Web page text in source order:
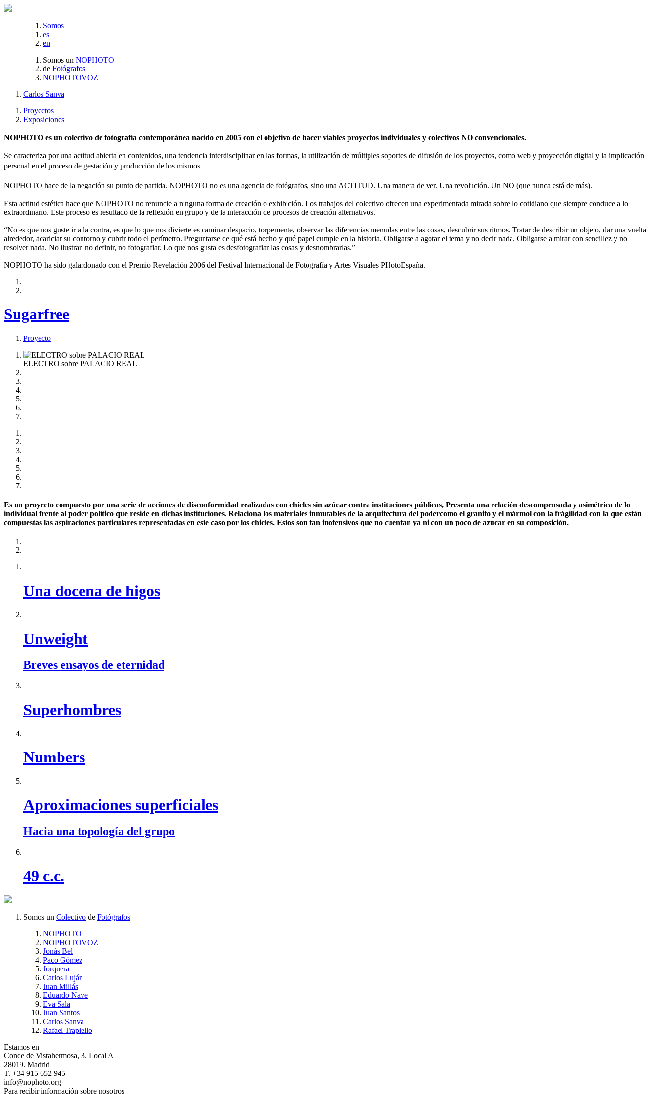
Somos
es
en
Somos un NOPHOTO
de Fotógrafos
NOPHOTOVOZ
Carlos Sanva
Proyectos
Exposiciones
NOPHOTO es un colectivo de fotografía contemporánea nacido en 2005 con el objetivo de hacer viables proyectos individuales y colectivos NO convencionales.
Se caracteriza por una actitud abierta en contenidos, una tendencia interdisciplinar en las formas, la utilización de múltiples soportes de difusión de los proyectos, como web y proyección digital y la implicación
personal en el proceso de gestación y producción de los mismos.
NOPHOTO hace de la negación su punto de partida. NOPHOTO no es una agencia de fotógrafos, sino una ACTITUD. Una manera de ver. Una revolución. Un NO (que nunca está de más).
Esta actitud estética hace que NOPHOTO no renuncie a ninguna forma de creación o exhibición. Los trabajos del colectivo ofrecen una experimentada mirada sobre lo cotidiano que siempre conduce a lo
extraordinario. Este proceso es resultado de la reflexión en grupo y de la interacción de procesos de creación alternativos.
“No es que nos guste ir a la contra, es que lo que nos divierte es caminar despacio, torpemente, observar las diferencias menudas entre las cosas, descubrir sus ritmos. Tratar de describir un objeto, dar una vuelta
alrededor, acariciar su contorno y cubrir todo el perímetro. Preguntarse de qué está hecho y qué papel cumple en la historia. Obligarse a agotar el tema y no decir nada. Obligarse a mirar con sencillez y no
resolver nada. No ilustrar, no definir, no fotografiar. Lo que nos gusta es desfotografiar las cosas y desnombrarlas.”
NOPHOTO ha sido galardonado con el Premio Revelación 2006 del Festival Internacional de Fotografía y Artes Visuales PHotoEspaña.
Sugarfree
Proyecto
ELECTRO sobre PALACIO REAL
Es un proyecto compuesto por una serie de acciones de disconformidad realizadas con chicles sin azúcar contra instituciones públicas, Presenta una relación descompensada y asimétrica de lo
individual frente al poder político que reside en dichas instituciones. Relaciona los materiales inmutables de la arquitectura del podercomo el granito y el mármol con la frágilidad con la que están
compuestas las aspiraciones particulares representadas en este caso por los chicles. Estos son tan inofensivos que no cuentan ya ni con un poco de azúcar en su composición.
Una docena de higos
Unweight
Breves ensayos de eternidad
Superhombres
Numbers
Aproximaciones superficiales
Hacia una topología del grupo
49 c.c.
Somos un Colectivo de Fotógrafos
NOPHOTO
NOPHOTOVOZ
Jonás Bel
Paco Gómez
Jorquera
Carlos Luján
Juan Millás
Eduardo Nave
Eva Sala
Juan Santos
Carlos Sanva
Rafael Trapiello
Estamos en
Conde de Vistahermosa, 3. Local A
28019. Madrid
T. +34 915 652 945
info@nophoto.org
Para recibir información sobre nosotros